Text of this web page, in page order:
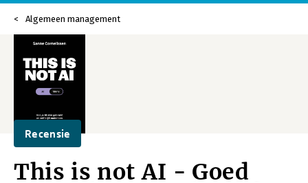
Algemeen management
Recensie
This is not AI - Goed